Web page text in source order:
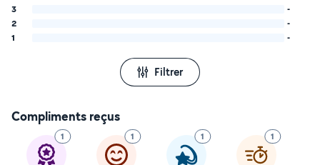
3
-
2
-
1
-
Filtrer
Compliments reçus
1 1 1 1